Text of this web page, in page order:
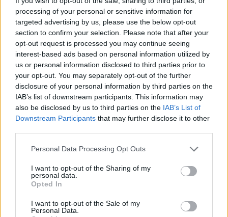
processing of your personal or sensitive information for
targeted advertising by us, please use the below opt-out
section to confirm your selection. Please note that after your
opt-out request is processed you may continue seeing
interest-based ads based on personal information utilized by
us or personal information disclosed to third parties prior to
your opt-out. You may separately opt-out of the further
disclosure of your personal information by third parties on the
IAB’s list of downstream participants. This information may
also be disclosed by us to third parties on the IAB’s List of
Downstream Participants that may further disclose it to other
Personal Data Processing Opt Outs
I want to opt-out of the Sharing of my
personal data.
Opted In
I want to opt-out of the Sale of my
Personal Data.
Gemelos y mellizos: ¡todo lo que debes saber!